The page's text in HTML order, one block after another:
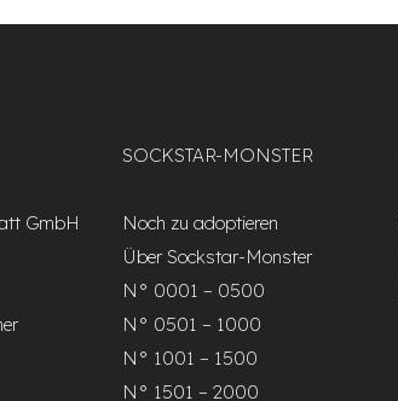
GmbH
SOCKSTAR-MONSTER
Noch zu adoptieren
Über Sockstar-Monster
N° 0001 – 0500
N° 0501 – 1000
N° 1001 – 1500
N° 1501 – 2000